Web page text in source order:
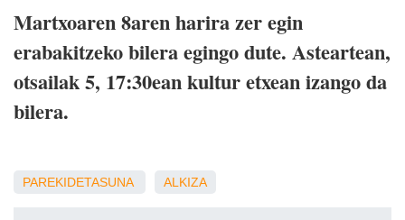
Martxoaren 8aren harira zer egin
erabakitzeko bilera egingo dute. Asteartean,
otsailak 5, 17:30ean kultur etxean izango da
bilera.
PAREKIDETASUNA ALKIZA